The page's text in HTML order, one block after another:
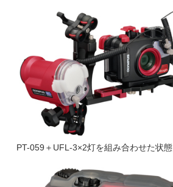
PT-059＋UFL-3×2灯を組み合わせた状態